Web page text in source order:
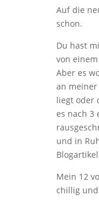
Auf die
schon.
Du hast
von
Aber es
an meiner
liegt oder
es nach 3
und in
Mein 12
chillig